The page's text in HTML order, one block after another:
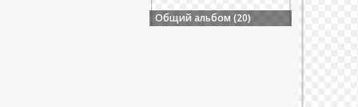
Общий альбом (20)